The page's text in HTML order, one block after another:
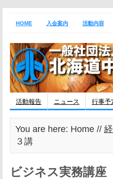
HOME 入会案内 活動内容
活動報告 ニュース 行事予
You are here: Home //
３講
ビジネス実務講